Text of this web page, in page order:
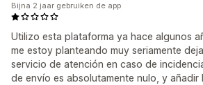
Utilizo esta plataforma ya hace algunos
me estoy planteando muy seriamente
servicio de atención en caso de
de envío es absolutamente nulo, y
Bijna 2 jaar gebruiken de app